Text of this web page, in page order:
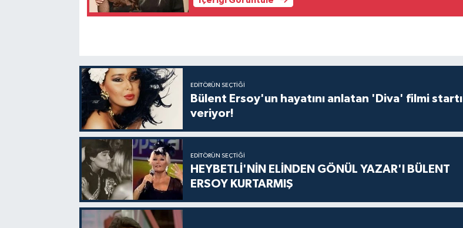
EDITÖRÜN SEÇTIĞI
Bülent Ersoy'un hayatını anlatan 'Diva' filmi startı
veriyor!
EDITÖRÜN SEÇTIĞI
HEYBETLİ'NİN ELİNDEN GÖNÜL YAZAR'I BÜLENT
ERSOY KURTARMIŞ